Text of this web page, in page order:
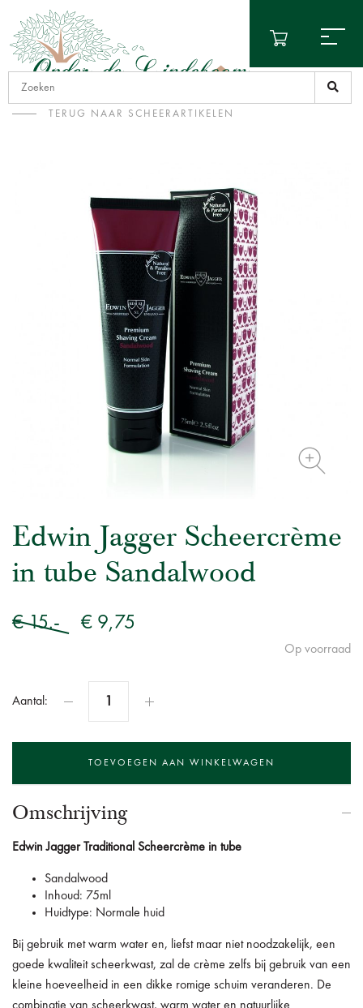
TERUG NAAR SCHEERARTIKELEN
Edwin Jagger Scheercrème
in tube Sandalwood
€ 15.- € 9,75
Op voorraad
Aantal:
Omschrijving
Edwin Jagger Traditional Scheercrème in tube
Sandalwood
Inhoud: 75ml
Huidtype: Normale huid
Bij gebruik met warm water en, liefst maar niet noodzakelijk, een
goede kwaliteit scheerkwast, zal de crème zelfs bij gebruik van een
kleine hoeveelheid in een dikke romige schuim veranderen. De